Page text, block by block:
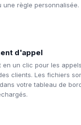
une règle personnalisée.
d'appel
en un clic pour les
clients. Les fichiers
votre tableau de